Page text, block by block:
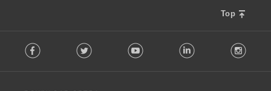
Top
o Facebook Twitter Youtube LinkedIn